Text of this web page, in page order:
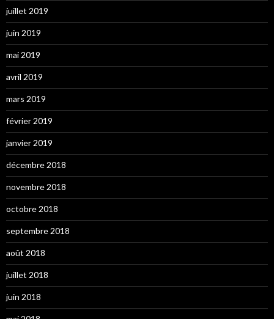
juillet 2019
juin 2019
mai 2019
avril 2019
mars 2019
février 2019
janvier 2019
décembre 2018
novembre 2018
octobre 2018
septembre 2018
août 2018
juillet 2018
juin 2018